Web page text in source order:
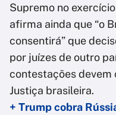
Supremo no
afirma ainda que “o
consentirá” que
por juízes de outro
contestações devem
Justiça brasileira.
+ Trump cobra